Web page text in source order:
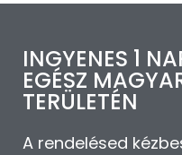
INGYENES 1
EGÉSZ
TERÜLETÉN
A rendelésed